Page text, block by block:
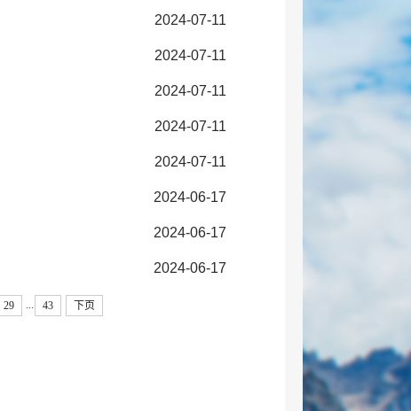
2024-07-11
2024-07-11
2024-07-11
2024-07-11
2024-07-11
2024-06-17
2024-06-17
2024-06-17
29 43 下页